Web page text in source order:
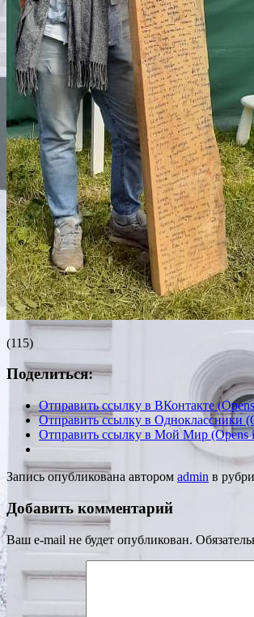
(115)
Поделиться:
Отправить ссылку в ВКонтакте
Отправить ссылку в Одноклассники
Отправить ссылку в Мой Мир (Opens
Запись опубликована автором admin в
Добавить комментарий
Ваш e-mail не будет опубликован.